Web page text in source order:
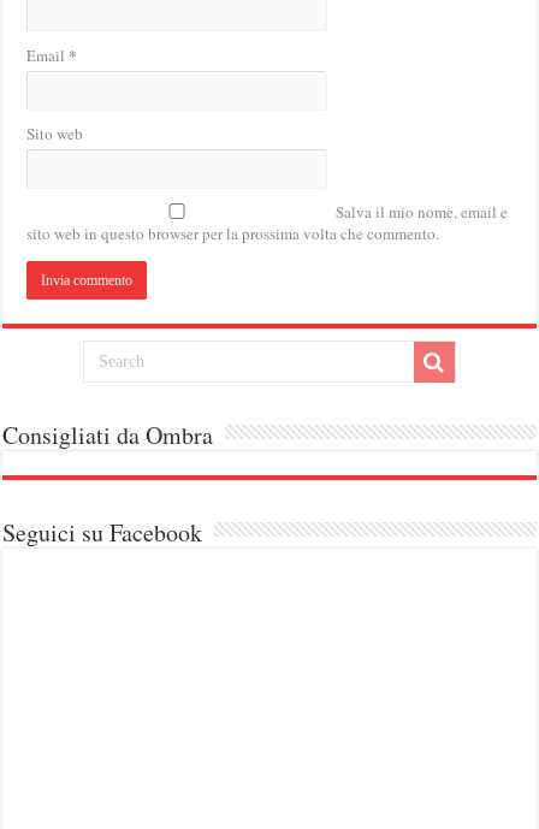
Email *
Sito web
Salva il mio nome, email e
sito web in questo browser per la prossima volta che commento.
Consigliati da Ombra
Seguici su Facebook